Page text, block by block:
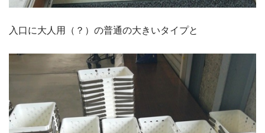
入口に大人用（？）の普通の大きいタイプと